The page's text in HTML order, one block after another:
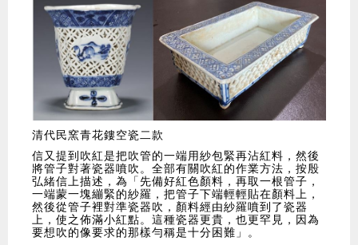
清代民窯青花鏤空瓷二款
信又提到吹紅是把吹管的一端用紗包緊再沾紅料，然後
將管子對著瓷器噴吹。全部有關吹紅的作業方法，按殷
弘緒信上描述，為「先備好紅色顏料，再取一根管子，
一端蒙一塊繃緊的紗羅，把管子下端輕輕貼在顏料上，
然後從管子裡對準瓷器吹，顏料經由紗羅噴到了瓷器
上，使之佈滿小紅點。這種瓷器更貴，也更罕見，因為
要想吹的像要求的那樣勻稱是十分困難」。